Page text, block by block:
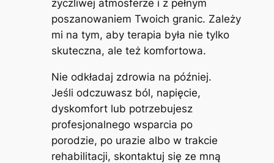
życzliwej atmosferze i z pełnym
poszanowaniem Twoich granic. Zależy
mi na tym, aby terapia była nie tylko
skuteczna, ale też komfortowa.
Nie odkładaj zdrowia na później.
Jeśli odczuwasz ból, napięcie,
dyskomfort lub potrzebujesz
profesjonalnego wsparcia po
porodzie, po urazie albo w trakcie
rehabilitacji, skontaktuj się ze mną